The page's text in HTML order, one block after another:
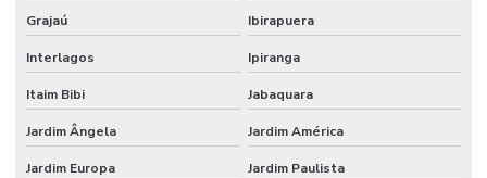
Grajaú Ibirapuera
Interlagos Ipiranga
Itaim Bibi Jabaquara
Jardim Ângela Jardim América
Jardim Europa Jardim Paulista